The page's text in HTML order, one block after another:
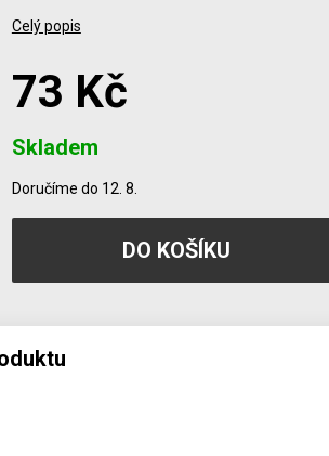
Celý popis
73 Kč
Skladem
Doručíme do 12. 8.